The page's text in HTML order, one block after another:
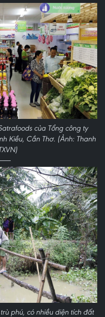
của Tổng công ty
Kiều, Cần Thơ. (Ảnh: Thanh
phú, có nhiều diện tích đất